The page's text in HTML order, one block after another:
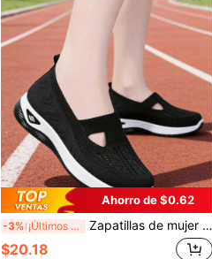
Ahorro de $0.62
-3% ¡Últimos 3 días Zapatillas de mujer con suela suave y transpirable de malla, cómodas para madres de edad media y mayores, apropiadas para primavera y otoño
$20.18